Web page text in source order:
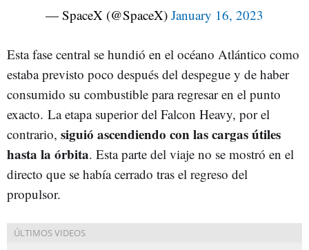
— SpaceX (@SpaceX) January 16, 2023
Esta fase central se hundió en el océano Atlántico como
estaba previsto poco después del despegue y de haber
consumido su combustible para regresar en el punto
exacto. La etapa superior del Falcon Heavy, por el
contrario, siguió ascendiendo con las cargas útiles
hasta la órbita. Esta parte del viaje no se mostró en el
directo que se había cerrado tras el regreso del
propulsor.